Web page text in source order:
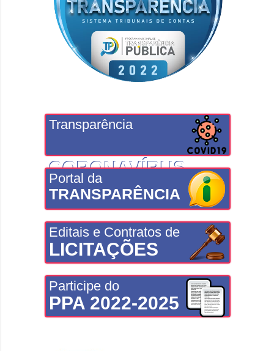
Transparência
CORONAVÍRUS
Portal da
TRANSPARÊNCIA
Editais e Contratos de
LICITAÇÕES
Participe do
PPA 2022-2025